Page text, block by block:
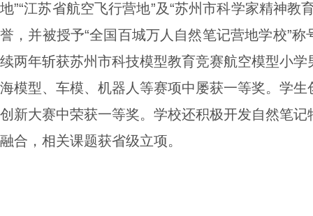
地”“江苏省航空飞行营地”及“苏州市科学家精神教
誉，并被授予“全国百城万人自然笔记营地学校”
续两年斩获苏州市科技模型教育竞赛航空模型小
海模型、车模、机器人等赛项中屡获一等奖。学
创新大赛中荣获一等奖。学校还积极开发自然笔
融合，相关课题获省级立项。